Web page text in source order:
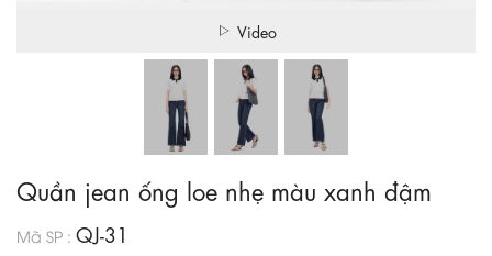
Video
Quần jean ống loe nhẹ màu xanh đậm
Mã SP : QJ-31